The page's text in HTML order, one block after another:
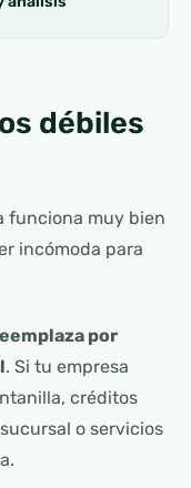
débiles
funciona muy bien
incómoda para
por
. Si tu empresa
créditos
o servicios